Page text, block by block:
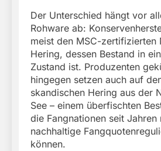
Der Unterschied hängt vor
Rohware ab:
meist den MSC-zertifizierten
Hering, dessen Bestand in
Zustand ist. Produzenten
hingegen setzen auch auf
skandischen Hering aus der
See – einem überfischten
die Fangnationen seit Jahren
nachhaltige
können.